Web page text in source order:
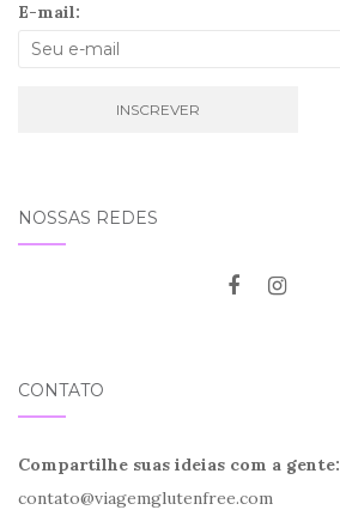
E-mail:
NOSSAS REDES
CONTATO
Compartilhe suas ideias com a gente:
contato@viagemglutenfree.com